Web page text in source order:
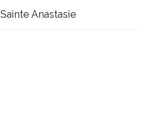
Sainte Anastasie